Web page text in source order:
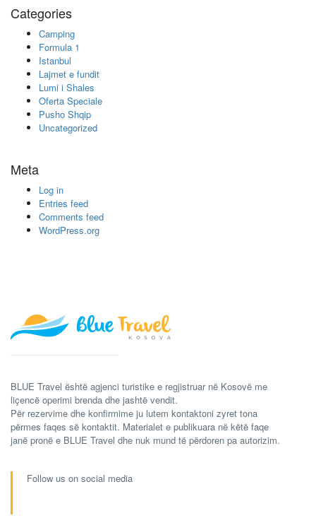
Categories
Camping
Formula 1
Istanbul
Lajmet e fundit
Lumi i Shales
Oferta Speciale
Pusho Shqip
Uncategorized
Meta
Log in
Entries feed
Comments feed
WordPress.org
BLUE Travel është agjenci turistike e regjistruar në Kosovë me
liçencë operimi brenda dhe jashtë vendit.
Për rezervime dhe konfirmime ju lutem kontaktoni zyret tona
përmes faqes së kontaktit. Materialet e publikuara në këtë faqe
janë pronë e BLUE Travel dhe nuk mund të përdoren pa autorizim.
Follow us on social media